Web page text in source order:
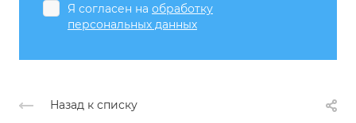
Я согласен на обработку
персональных данных
Назад к списку